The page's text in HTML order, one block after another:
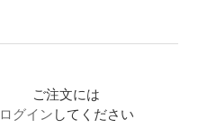
ご注文には
ログイン してください